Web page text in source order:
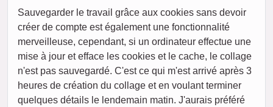
Sauvegarder le travail grâce aux cookies sans devoir
créer de compte est également une fonctionnalité
merveilleuse, cependant, si un ordinateur effectue une
mise à jour et efface les cookies et le cache, le collage
n'est pas sauvegardé. C'est ce qui m'est arrivé après 3
heures de création du collage et en voulant terminer
quelques détails le lendemain matin. J'aurais préféré